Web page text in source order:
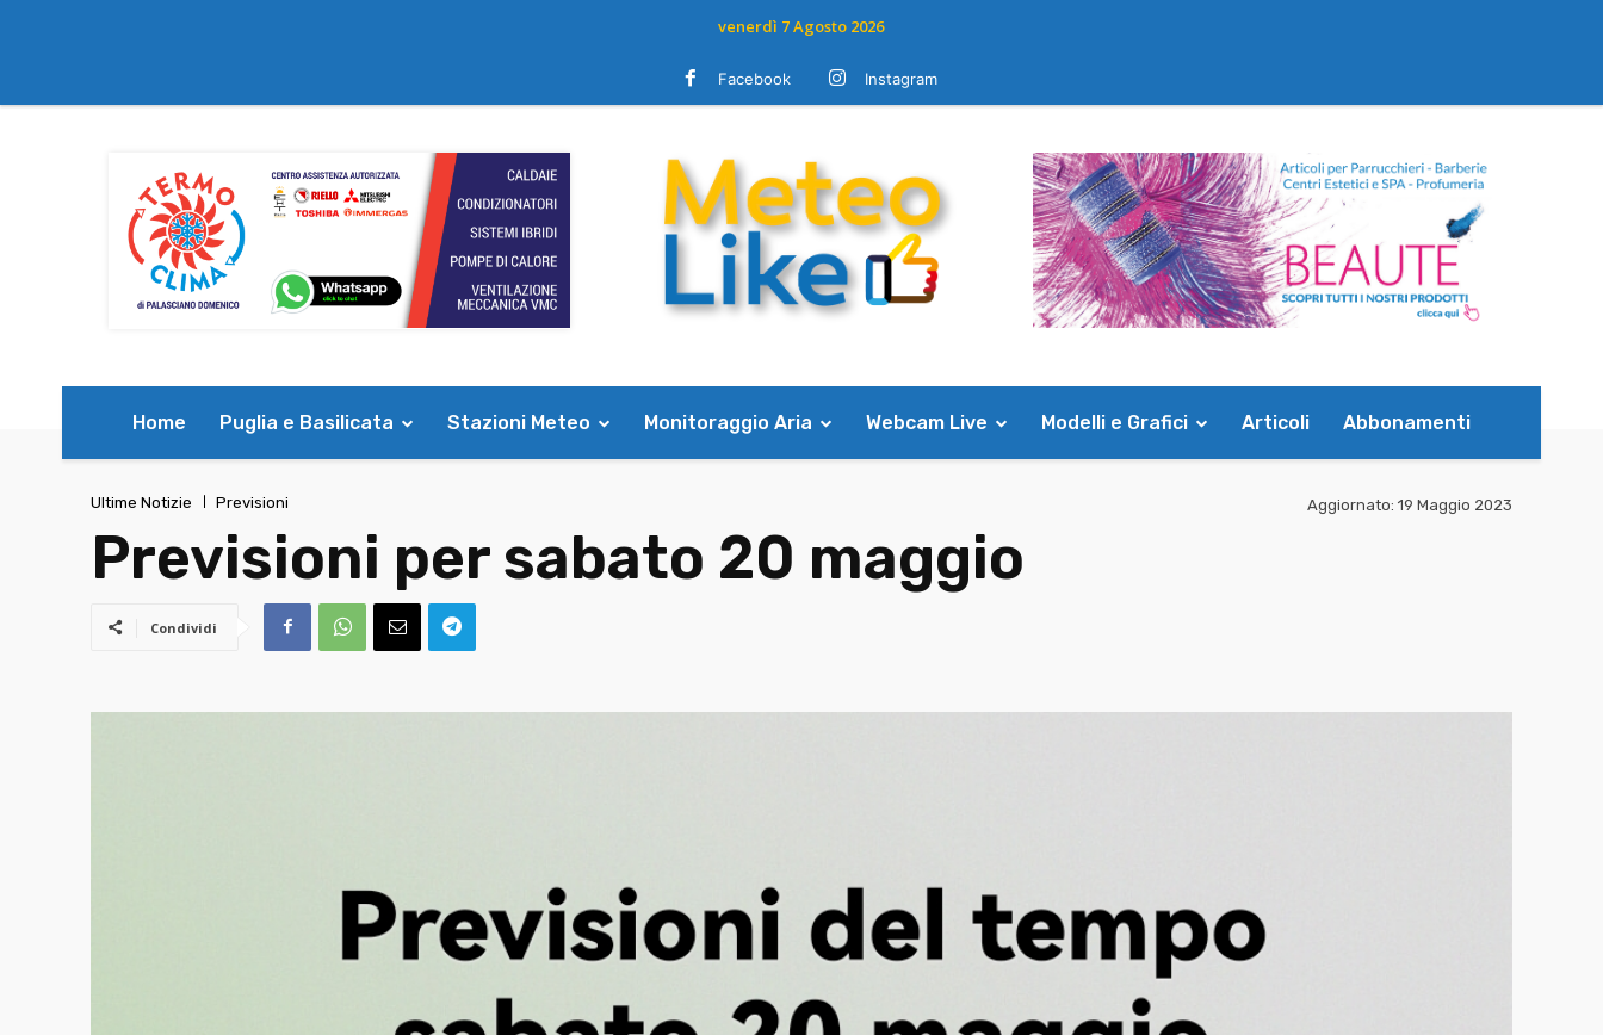
venerdì 7 Agosto 2026
Facebook Instagram
Home Puglia e Basilicata Stazioni Meteo Monitoraggio Aria Webcam Live Modelli e Grafici Articoli Abbonamenti
Ultime Notizie Previsioni Aggiornato: 19 Maggio 2023
Previsioni per sabato 20 maggio
Condividi